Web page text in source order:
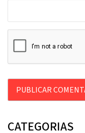
CATEGORIAS